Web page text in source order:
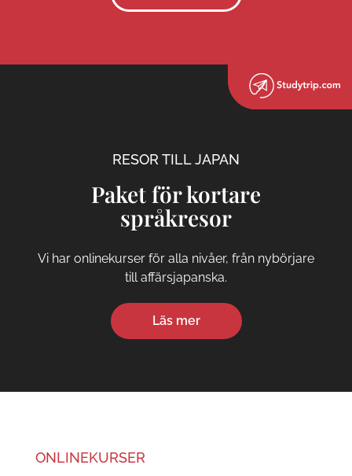
RESOR TILL JAPAN
Paket för kortare
språkresor
Vi har onlinekurser för alla nivåer, från nybörjare
till affärsjapanska.
Läs mer
ONLINEKURSER